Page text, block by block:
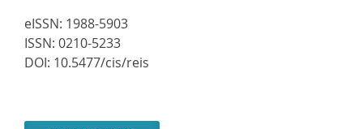
eISSN: 1988-5903
ISSN: 0210-5233
DOI: 10.5477/cis/reis